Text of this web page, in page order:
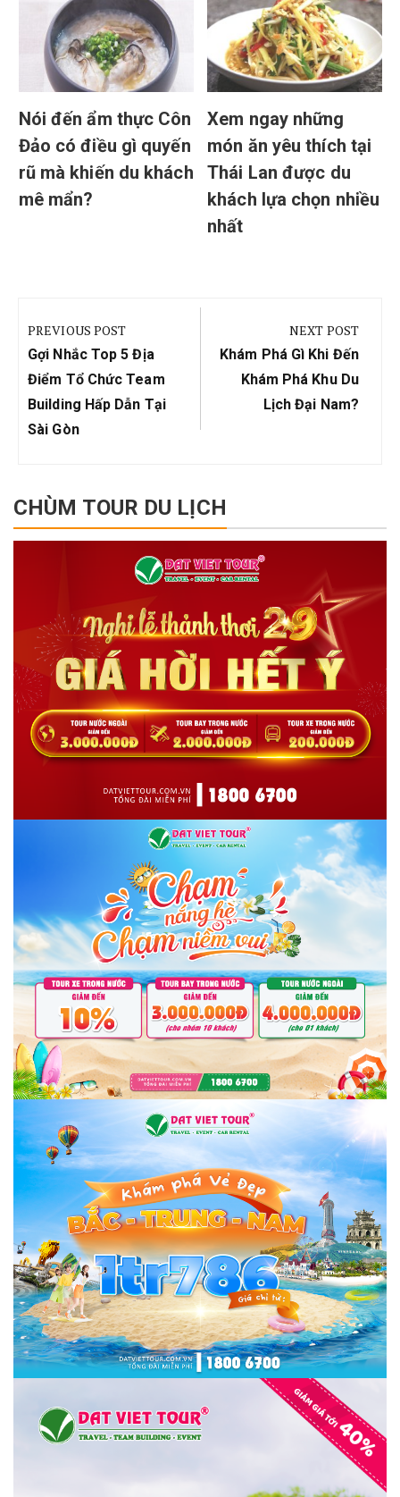
Nói đến ẩm thực Côn
Đảo có điều gì quyến
rũ mà khiến du khách
mê mẩn?
Xem ngay những
món ăn yêu thích tại
Thái Lan được du
khách lựa chọn nhiều
nhất
hướng
bài
viết
PREVIOUS POST
Previous
Post:
Gợi Nhắc Top 5 Địa
Điểm Tổ Chức Team
Building Hấp Dẫn Tại
Sài Gòn
NEXT POST
Next
Post:
Khám Phá Gì Khi Đến
Khám Phá Khu Du
Lịch Đại Nam?
CHÙM TOUR DU LỊCH